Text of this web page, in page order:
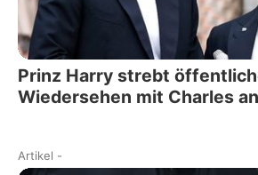
Prinz Harry strebt
Wiedersehen mit Charles an
Artikel -